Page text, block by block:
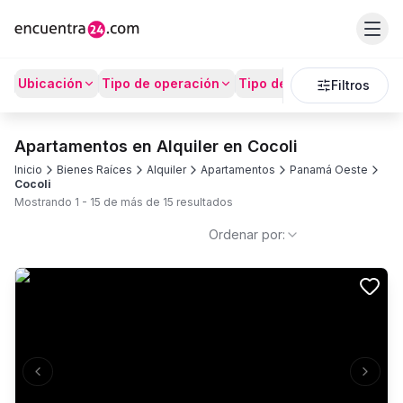
Ubicación Tipo de operación Tipo de Propiedad
Filtros
Apartamentos en Alquiler en Cocoli
Inicio Bienes Raíces Alquiler Apartamentos
Panamá Oeste
Cocoli
Mostrando 1 - 15 de más de 15 resultados
Ordenar por:
Previous slide Next